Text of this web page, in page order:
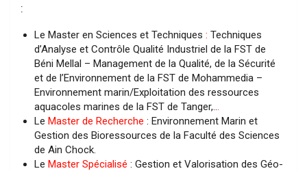
:
Le Master en Sciences et Techniques : Techniques
d’Analyse et Contrôle Qualité Industriel de la FST de
Béni Mellal – Management de la Qualité, de la Sécurité
et de l’Environnement de la FST de Mohammedia –
Environnement marin/Exploitation des ressources
aquacoles marines de la FST de Tanger,...
Le Master de Recherche : Environnement Marin et
Gestion des Bioressources de la Faculté des Sciences
de Ain Chock.
Le Master Spécialisé : Gestion et Valorisation des Géo-